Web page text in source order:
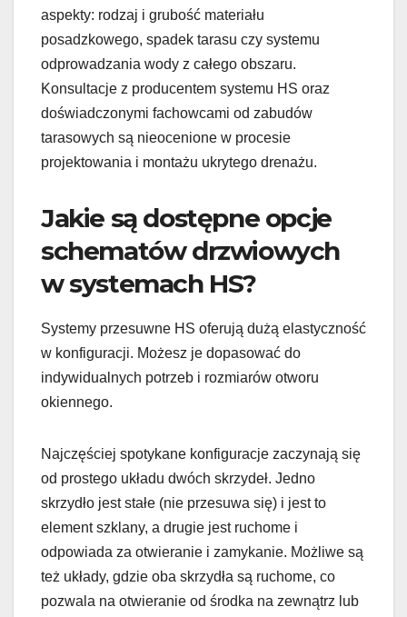
aspekty: rodzaj i grubość materiału
posadzkowego, spadek tarasu czy systemu
odprowadzania wody z całego obszaru.
Konsultacje z producentem systemu HS oraz
doświadczonymi fachowcami od zabudów
tarasowych są nieocenione w procesie
projektowania i montażu ukrytego drenażu.
Jakie są dostępne opcje
schematów drzwiowych
w systemach HS?
Systemy przesuwne HS oferują dużą elastyczność
w konfiguracji. Możesz je dopasować do
indywidualnych potrzeb i rozmiarów otworu
okiennego.
Najczęściej spotykane konfiguracje zaczynają się
od prostego układu dwóch skrzydeł. Jedno
skrzydło jest stałe (nie przesuwa się) i jest to
element szklany, a drugie jest ruchome i
odpowiada za otwieranie i zamykanie. Możliwe są
też układy, gdzie oba skrzydła są ruchome, co
pozwala na otwieranie od środka na zewnątrz lub